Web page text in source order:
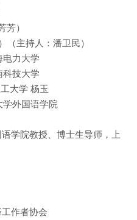
）
（主持人：潘卫民）
力大学
技大学
大学 杨玉
外国语学院
学院教授、博士生导师，上
作者协会